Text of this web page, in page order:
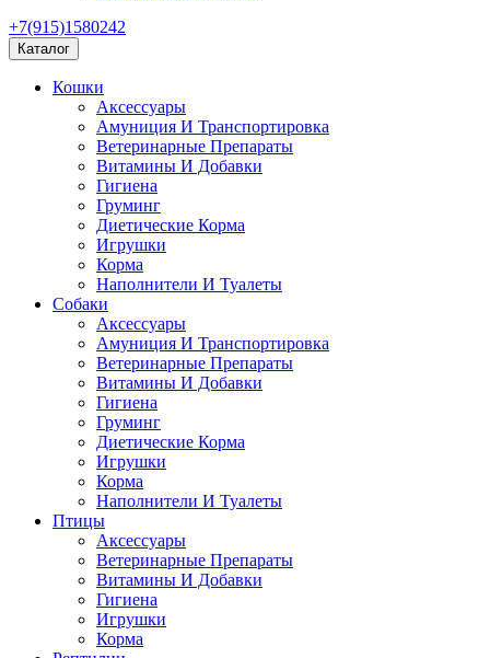
+7(915)1580242
Каталог
Кошки
Аксессуары
Амуниция И Транспортировка
Ветеринарные Препараты
Витамины И Добавки
Гигиена
Груминг
Диетические Корма
Игрушки
Корма
Наполнители И Туалеты
Собаки
Аксессуары
Амуниция И Транспортировка
Ветеринарные Препараты
Витамины И Добавки
Гигиена
Груминг
Диетические Корма
Игрушки
Корма
Наполнители И Туалеты
Птицы
Аксессуары
Ветеринарные Препараты
Витамины И Добавки
Гигиена
Игрушки
Корма